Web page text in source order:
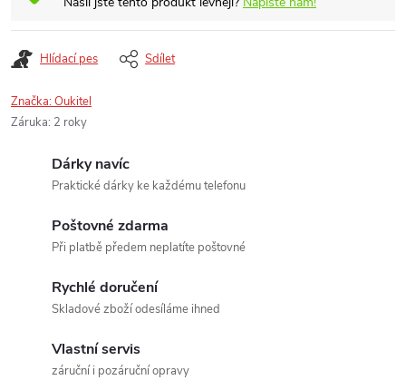
Hlídací pes Sdílet
Značka:Oukitel
Záruka: 2 roky
Dárky navíc
Praktické dárky ke každému telefonu
Poštovné zdarma
Při platbě předem neplatíte poštovné
Rychlé doručení
Skladové zboží odesíláme ihned
Vlastní servis
záruční i pozáruční opravy